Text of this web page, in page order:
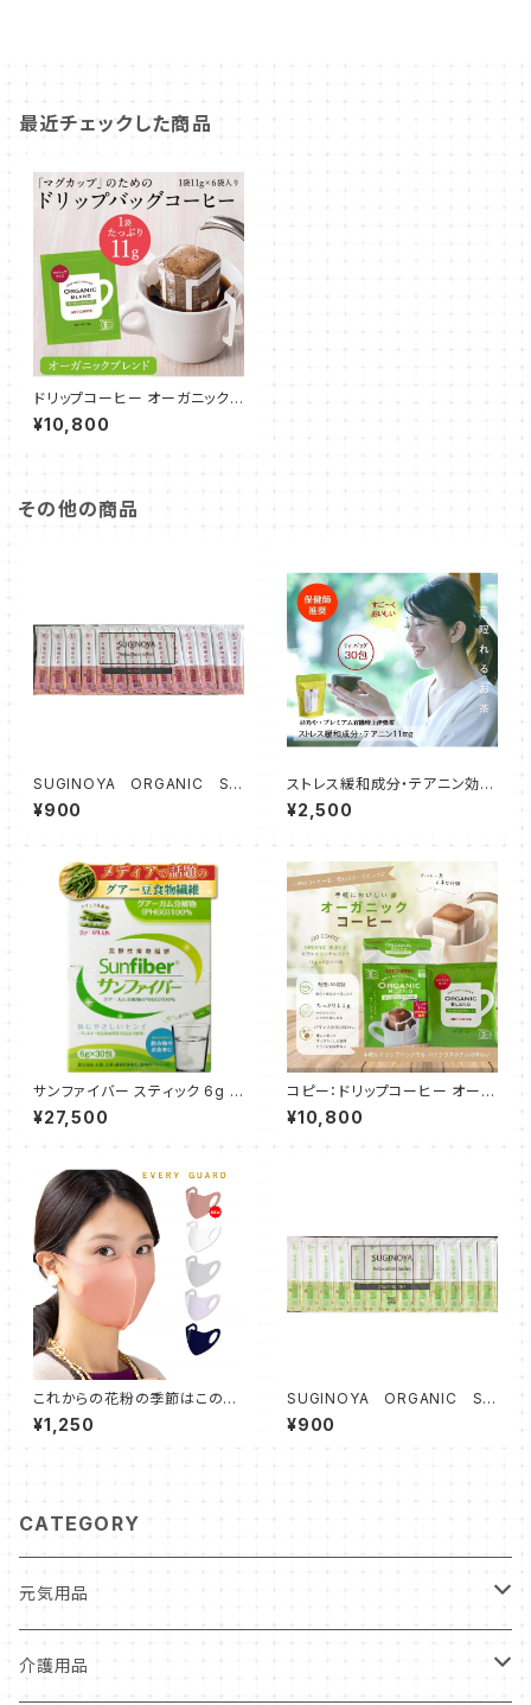
最近チェックした商品
ドリップコーヒー オーガニックブ
レンドマグカップ専用11g 6個 1
8袋
¥10,800
その他の商品
SUGINOYA ORGANIC ST
ICK TEA 有機和紅茶粉末
茶 0.5g×30本入・安心のオー
¥900
ストレス緩和成分・テアニン効果
で「夜眠れる」画期的なお茶 杉
乃や プレミアム有機特上伊勢茶
¥2,500
サンファイバー スティック 6g 3
0本*10箱
¥27,500
コピー：ドリップコーヒー オーガ
ニックブレンドマグカップ専用11
g 6個 18袋
¥10,800
これからの花粉の季節はこのマ
スク 杉乃や保健師推奨 EVE
RY GUARD カラフルステッチマ
スク2枚セット
¥1,250
SUGINOYA ORGANIC ST
ICK TEA 有機大麦緑茶粉末
茶 0.5g×30本入・安心のオー
ガニックスティックティー 水出
¥900
CATEGORY
元気用品
水分補給
介護用品